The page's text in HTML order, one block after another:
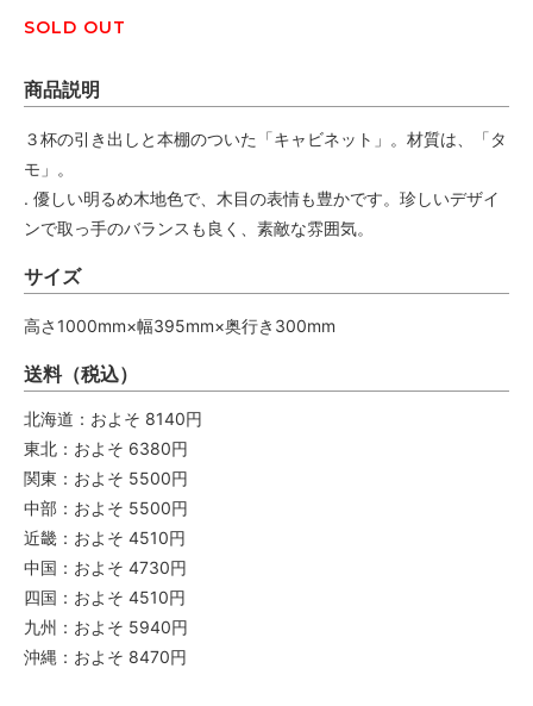
SOLD OUT
商品説明
３杯の引き出しと本棚のついた「キャビネット」。材質は、「タ
モ」。
. 優しい明るめ木地色で、木目の表情も豊かです。珍しいデザイ
ンで取っ手のバランスも良く、素敵な雰囲気。
サイズ
高さ1000mm×幅395mm×奥行き300mm
送料（税込）
北海道：およそ 8140円
東北：およそ 6380円
関東：およそ 5500円
中部：およそ 5500円
近畿：およそ 4510円
中国：およそ 4730円
四国：およそ 4510円
九州：およそ 5940円
沖縄：およそ 8470円